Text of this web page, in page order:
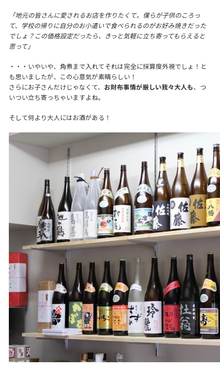
「地元の皆さんに愛されるお店を作りたくて。僕らが子供のころっ
て、学校の帰りに自分のお小遣いで食べられるのがお好み焼きだった
でしょ？この価格設定だったら、きっと気軽に立ち寄ってもらえると
思って」
・・・いやいや、角煮まで入れてそれは完全に採算度外視でしょ！と
も思いましたが、この心意気が素晴らしい！
さらにお子さんだけじゃなくて、 お財布事情が厳しい我々大人も、つ
いつい立ち寄っちゃいますよね。
そして何より大人にはお酒がある！